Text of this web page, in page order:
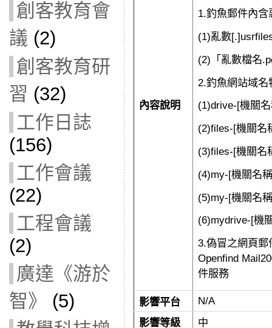
創客教育會
議 (2)
創客教育研
習 (32)
工作日誌
(156)
工作會議
(22)
工程會議
(2)
廣達《游於
智》
(5)
內容說明
1.釣魚郵件內含
(1)亂數
(2)「亂數檔名
2.釣魚網站域名
(1)drive-[機關
(2)files-[機關名
(3)files-[機關名
(4)my-[機關名
(5)my-[機關名
(6)mydrive-[機
3.偽冒之網頁郵
Openfind
件服務
影響平台
N/A
影響等級
中